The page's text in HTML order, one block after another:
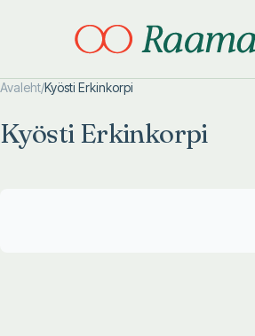
Avaleht/Kyösti Erkinkorpi
Kyösti Erkinkorpi